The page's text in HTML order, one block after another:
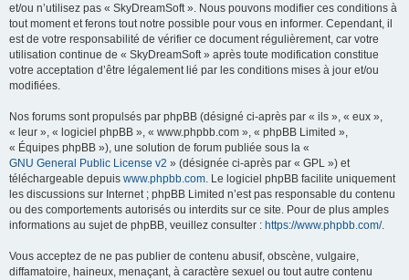
et/ou n’utilisez pas « SkyDreamSoft ». Nous pouvons modifier ces conditions à
tout moment et ferons tout notre possible pour vous en informer. Cependant, il
est de votre responsabilité de vérifier ce document régulièrement, car votre
utilisation continue de « SkyDreamSoft » après toute modification constitue
votre acceptation d’être légalement lié par les conditions mises à jour et/ou
modifiées.
Nos forums sont propulsés par phpBB (désigné ci-après par « ils », « eux »,
« leur », « logiciel phpBB », « www.phpbb.com », « phpBB Limited »,
« Équipes phpBB »), une solution de forum publiée sous la «
GNU General Public License v2 » (désignée ci-après par « GPL ») et
téléchargeable depuis www.phpbb.com. Le logiciel phpBB facilite uniquement
les discussions sur Internet ; phpBB Limited n’est pas responsable du contenu
ou des comportements autorisés ou interdits sur ce site. Pour de plus amples
informations au sujet de phpBB, veuillez consulter : https://www.phpbb.com/.
Vous acceptez de ne pas publier de contenu abusif, obscène, vulgaire,
diffamatoire, haineux, menaçant, à caractère sexuel ou tout autre contenu